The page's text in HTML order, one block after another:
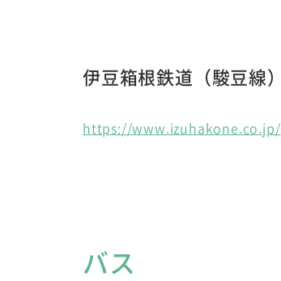
伊豆箱根鉄道（駿豆線）
https://www.izuhakone.co.jp/
バス